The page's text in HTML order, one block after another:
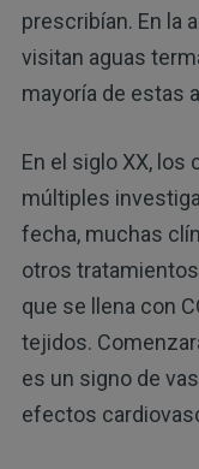
prescribían. En la
visitan aguas
mayoría de estas
En el siglo XX,
múltiples
fecha, muchas
otros
que se llena con
tejidos.
es un signo de
efectos